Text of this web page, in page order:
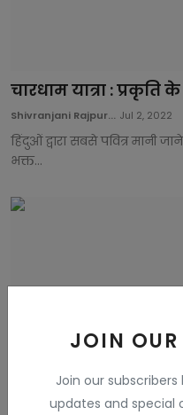
JOIN OUR
Join our
updates and special
चारधाम यात्रा :
Shivranjani Rajpur... Jul 2, 2022
हिंदुओं द्वारा सबसे पवित्र मानी
भक्त...